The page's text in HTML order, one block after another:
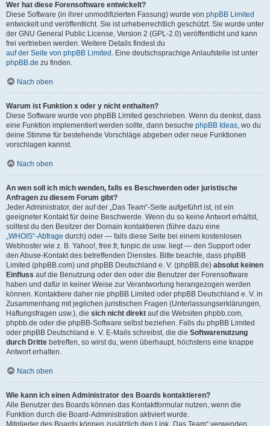
Wer hat diese Forensoftware entwickelt?
Diese Software (in ihrer unmodifizierten Fassung) wurde von phpBB Limited
entwickelt und veröffentlicht. Sie ist urheberrechtlich geschützt. Sie wurde unter
der GNU General Public License, Version 2 (GPL-2.0) veröffentlicht und kann
frei vertrieben werden. Weitere Details findest du
auf der Seite von phpBB Limited . Eine deutschsprachige Anlaufstelle ist unter
phpBB.de zu finden.
Nach oben
Warum ist Funktion x oder y nicht enthalten?
Diese Software wurde von phpBB Limited geschrieben. Wenn du denkst, dass
eine Funktion implementiert werden sollte, dann besuche phpBB Ideas, wo du
deine Stimme für bestehende Vorschläge abgeben oder neue Funktionen
vorschlagen kannst.
Nach oben
An wen soll ich mich wenden, falls es Beschwerden oder juristische
Anfragen zu diesem Forum gibt?
Jeder Administrator, der auf der „Das Team“-Seite aufgeführt ist, ist ein
geeigneter Kontakt für deine Beschwerde. Wenn du so keine Antwort erhältst,
solltest du den Besitzer der Domain kontaktieren (führe dazu eine
„WHOIS“-Abfrage durch) oder — falls diese Seite bei einem kostenlosen
Webhoster wie z. B. Yahoo!, free.fr, funpic.de usw. liegt — den Support oder
den Abuse-Kontakt des betreffenden Dienstes. Bitte beachte, dass phpBB
Limited (phpBB.com) und phpBB Deutschland e. V. (phpBB.de) absolut keinen
Einfluss auf die Benutzung oder den oder die Benutzer der Forensoftware
haben und dafür in keiner Weise zur Verantwortung herangezogen werden
können. Kontaktiere daher nie phpBB Limited oder phpBB Deutschland e. V. in
Zusammenhang mit jeglichen juristischen Fragen (Unterlassungserklärungen,
Haftungsfragen usw.), die sich nicht direkt auf die Websiten phpbb.com,
phpbb.de oder die phpBB-Software selbst beziehen. Falls du phpBB Limited
oder phpBB Deutschland e. V. E-Mails schreibst, die die Softwarenutzung
durch Dritte betreffen, so wirst du, wenn überhaupt, höchstens eine knappe
Antwort erhalten.
Nach oben
Wie kann ich einen Administrator des Boards kontaktieren?
Alle Benutzer des Boards können das Kontaktformular nutzen, wenn die
Funktion durch die Board-Administration aktiviert wurde.
Mitglieder des Boards können zusätzlich den Link „Das Team“ verwenden.